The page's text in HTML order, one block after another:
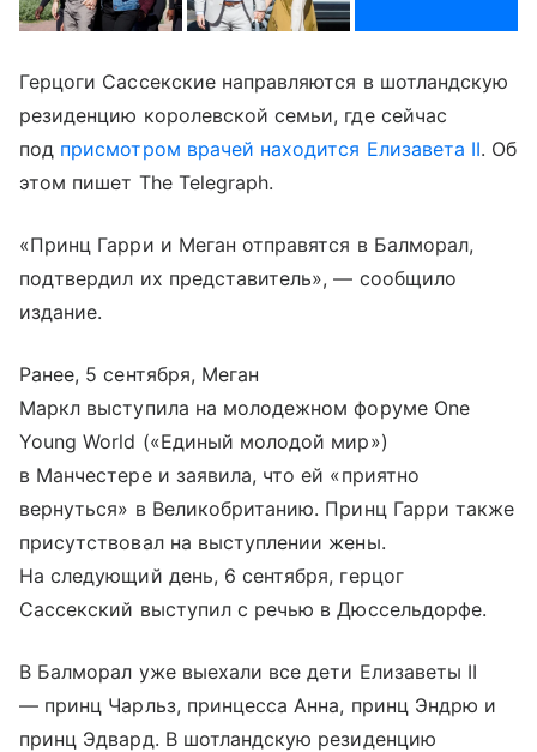
Герцоги Сассекские направляются в шотландскую
резиденцию королевской семьи, где сейчас
под присмотром врачей находится Елизавета II. Об
этом пишет The Telegraph.
«Принц Гарри и Меган отправятся в Балморал,
подтвердил их представитель», — сообщило
издание.
Ранее, 5 сентября, Меган
Маркл выступила на молодежном форуме One
Young World («Единый молодой мир»)
в Манчестере и заявила, что ей «приятно
вернуться» в Великобританию. Принц Гарри также
присутствовал на выступлении жены.
На следующий день, 6 сентября, герцог
Сассекский выступил с речью в Дюссельдорфе.
В Балморал уже выехали все дети Елизаветы II
— принц Чарльз, принцесса Анна, принц Эндрю и
принц Эдвард. В шотландскую резиденцию